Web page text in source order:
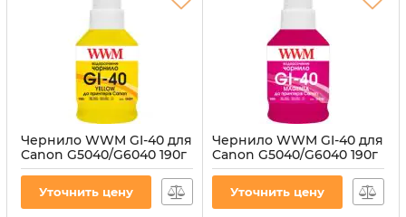
Чернило WWM GI-40 для
Canon G5040/G6040 190г
Yellow (G40Y)
Артикул:
Уточнить цену
Чернило WWM GI-40 для
Canon G5040/G6040 190г
Magenta (G40M)
Артикул:
Уточнить цену